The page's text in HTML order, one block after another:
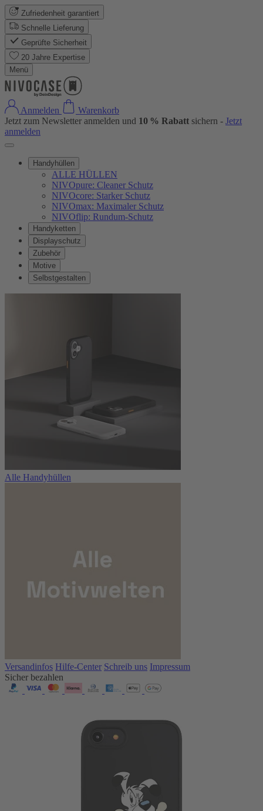
Zufriedenheit garantiert
Schnelle Lieferung
Geprüfte Sicherheit
20 Jahre Expertise
Menü
Anmelden
Warenkorb
Jetzt zum Newsletter anmelden und 10 % Rabatt sichern - Jetzt
anmelden
Handyhüllen
ALLE HÜLLEN
NIVOpure: Cleaner Schutz
NIVOcore: Starker Schutz
NIVOmax: Maximaler Schutz
NIVOflip: Rundum-Schutz
Handyketten
Displayschutz
Zubehör
Motive
Selbstgestalten
Alle Handyhüllen
Versandinfos Hilfe-Center Schreib uns Impressum
Sicher bezahlen